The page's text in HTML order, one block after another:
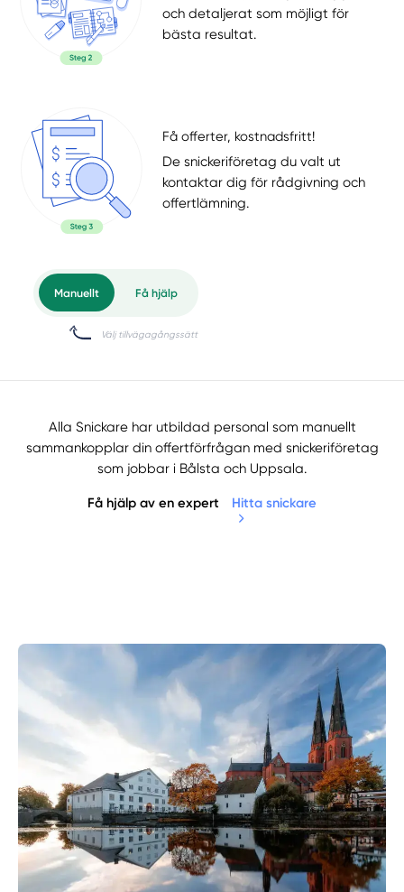
och detaljerat som möjligt för
bästa resultat.
Få offerter, kostnadsfritt!
De snickeriföretag du valt ut
kontaktar dig för rådgivning och
offertlämning.
Manuellt Få hjälp
Välj tillvägagångssätt
Alla Snickare har utbildad personal som manuellt
sammankopplar din offertförfrågan med snickeriföretag
som jobbar i Bålsta och Uppsala.
Få hjälp av en expert Hitta snickare